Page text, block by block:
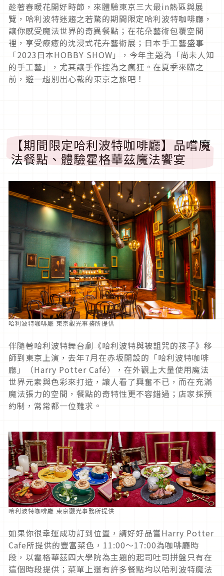
趁著春暖花開好時節，來體驗東京三大最in熱區與展
覽，哈利波特迷趨之若騖的期間限定哈利波特咖啡廳，
讓你感受魔法世界的奇異餐點；在花朵藝術包覆空間
裡，享受療癒的沈浸式花卉藝術展；日本手工藝盛事
「2023 日本HOBBY SHOW 」，今年主題為「尚未人知
的手工藝」，尤其讓手作控為之瘋狂。在夏季來臨之
前，遊一趟別出心裁的東京之旅吧！
【期間限定哈利波特咖啡廳】品嚐魔
法餐點、體驗霍格華茲魔法饗宴
哈利波特咖啡廳 東京觀光事務所提供
伴隨著哈利波特舞台劇《哈利波特與被詛咒的孩子》移
師到東京上演，去年7月在赤坂開設的「哈利波特咖啡
廳」（Harry Potter Café），在外觀上大量使用魔法
世界元素與色彩來打造，讓人看了興奮不已，而在充滿
魔法張力的空間，餐點的奇特性更不容錯過；店家採預
約制，常常都一位難求。
哈利波特咖啡廳 東京觀光事務所提供
如果你很幸運成功訂到位置，請好好品嘗Harry Potter
Cafe所提供的豐富菜色， 11:00～17:00為咖啡廳時
段，以霍格華茲四大學院為主題的起司吐司拼盤只有在
這個時段提供；菜單上還有許多餐點均以哈利波特魔法